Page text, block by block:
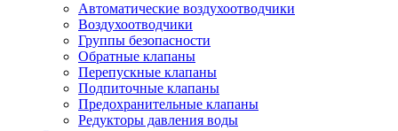
Автоматические воздухоотводчики
Воздухоотводчики
Группы безопасности
Обратные клапаны
Перепускные клапаны
Подпиточные клапаны
Предохранительные клапаны
Редукторы давления воды